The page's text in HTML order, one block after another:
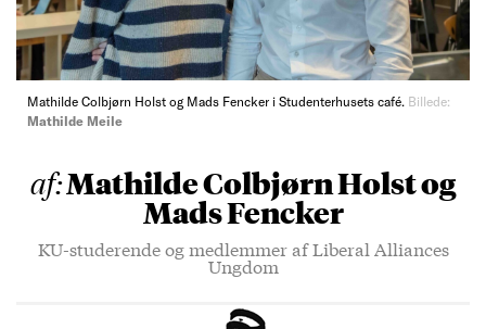
Mathilde Colbjørn Holst og Mads Fencker i Studenterhusets café. Billede:
Mathilde Meile
af:Mathilde Colbjørn Holst og
Mads Fencker
KU-studerende og medlemmer af Liberal Alliances
Ungdom